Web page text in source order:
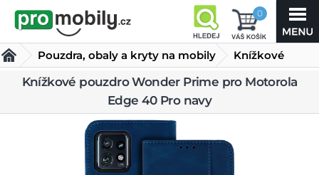
0
Pouzdra, obaly a kryty na mobily
Obaly a kryty pro Motorola
Ostatní obaly a kryty Motorola
Knížkové
pouzdro
Wonder Prime pro
Knížkové pouzdro Wonder Prime pro Motorola
Edge 40 Pro navy